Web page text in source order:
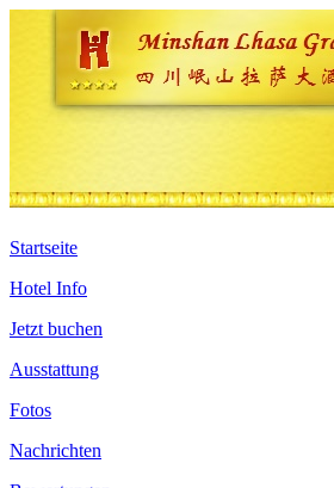
Startseite
Hotel Info
Jetzt buchen
Ausstattung
Fotos
Nachrichten